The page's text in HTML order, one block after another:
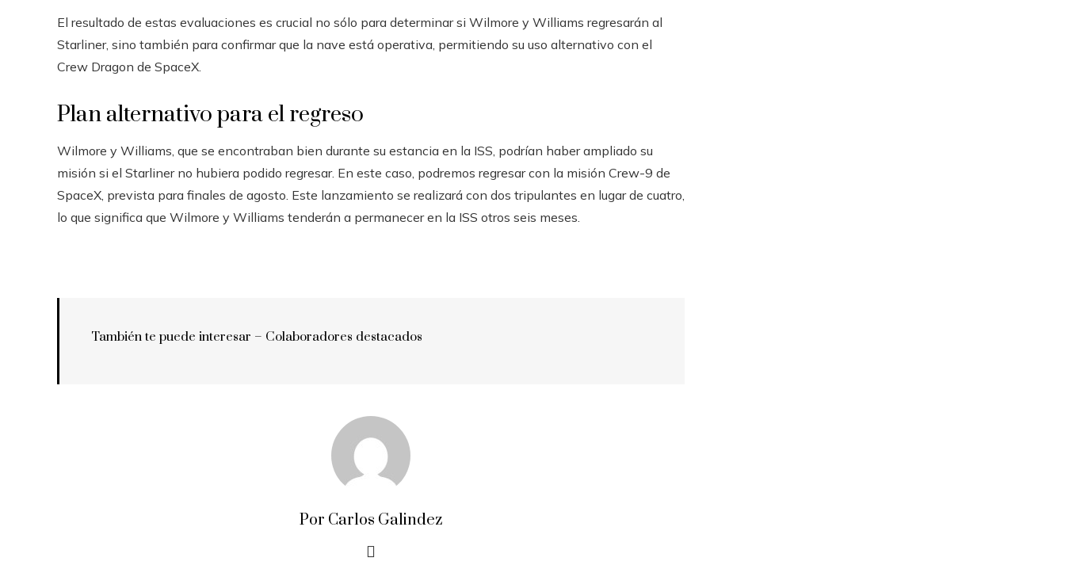
El resultado de estas evaluaciones es crucial no sólo para determinar si Wilmore y Williams regresarán al
Starliner, sino también para confirmar que la nave está operativa, permitiendo su uso alternativo con el
Crew Dragon de SpaceX.
Plan alternativo para el regreso
Wilmore y Williams, que se encontraban bien durante su estancia en la ISS, podrían haber ampliado su
misión si el Starliner no hubiera podido regresar. En este caso, podremos regresar con la misión Crew-9 de
SpaceX, prevista para finales de agosto. Este lanzamiento se realizará con dos tripulantes en lugar de cuatro,
lo que significa que Wilmore y Williams tenderán a permanecer en la ISS otros seis meses.
También te puede interesar – Colaboradores destacados
Por Carlos Galindez